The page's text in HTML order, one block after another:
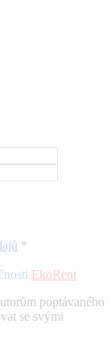
*
EkoRent
poptávaného
se svými